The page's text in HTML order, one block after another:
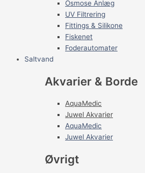
Osmose Anlæg
UV Filtrering
Fittings & Silikone
Fiskenet
Foderautomater
Saltvand
Akvarier & Borde
AquaMedic
Juwel Akvarier
AquaMedic
Juwel Akvarier
Øvrigt